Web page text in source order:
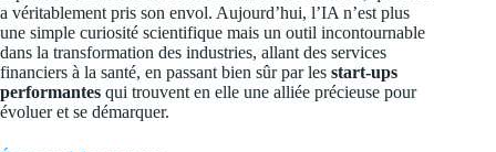
a véritablement pris son envol. Aujourd’hui, l’IA n’est plus
une simple curiosité scientifique mais un outil incontournable
dans la transformation des industries, allant des services
financiers à la santé, en passant bien sûr par les start-ups
performantes qui trouvent en elle une alliée précieuse pour
évoluer et se démarquer.